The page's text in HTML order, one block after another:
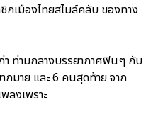
กเมืองไทยสไมล์คลับ ของทาง
ท่ามกลางบรรยากาศฟินๆ กับ
มาย และ 6 คนสุดท้าย จาก
ลงเพราะ